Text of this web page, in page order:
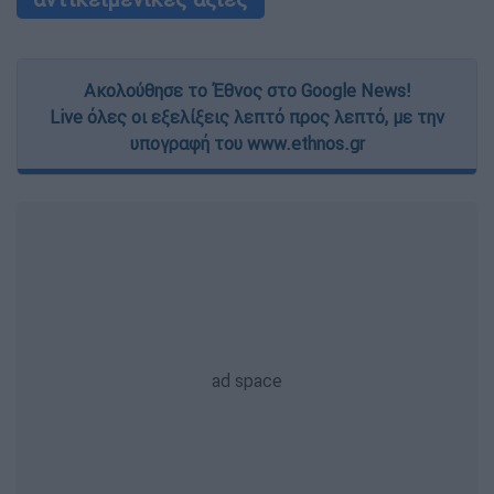
Ακολούθησε το Έθνος στο Google News!
Live όλες οι εξελίξεις λεπτό προς λεπτό, με την
υπογραφή του www.ethnos.gr